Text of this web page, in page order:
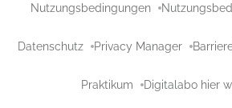
Nutzungsbedingungen
Datenschutz Privacy Manager
Praktikum Digitalabo hier